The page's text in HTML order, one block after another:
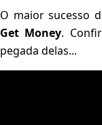
O maior sucesso
Get Money.
pegada delas...